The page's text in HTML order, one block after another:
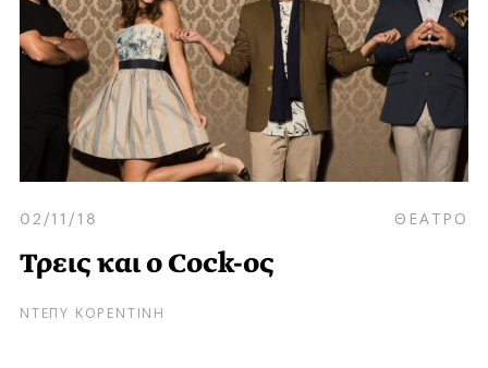
02/11/18 ΘΕΑΤΡΟ
Τρεις και ο Cock-ος
ΝΤΕΠΥ ΚΟΡΕΝΤΙΝΗ